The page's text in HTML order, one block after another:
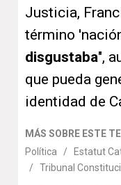
Justicia,
término
disgustaba",
que pueda
identidad de
MÁS SOBRE ESTE
Política
/ Estatut
/
Tribunal